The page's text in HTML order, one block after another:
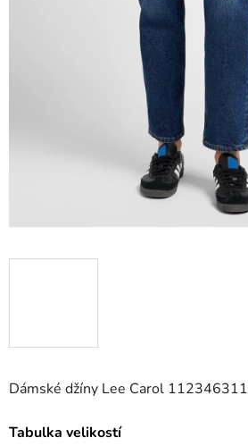
Dámské džíny Lee Carol 112346311
Tabulka velikostí